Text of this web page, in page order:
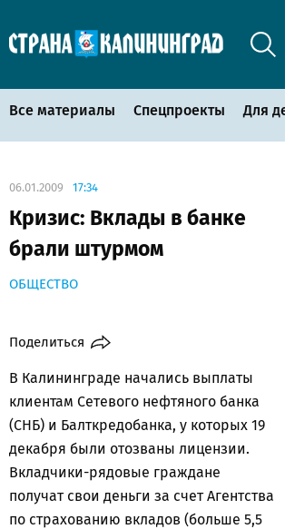
Все материалы Спецпроекты Для
06.01.2009 17:34
Кризис: Вклады в банке
брали штурмом
ОБЩЕСТВО
Поделиться
В Калининграде начались выплаты
клиентам Сетевого нефтяного банка
(СНБ) и Балткредобанка, у которых 19
декабря были отозваны лицензии.
Вкладчики-рядовые граждане
получат свои деньги за счет Агентства
по страхованию вкладов (больше 5,5